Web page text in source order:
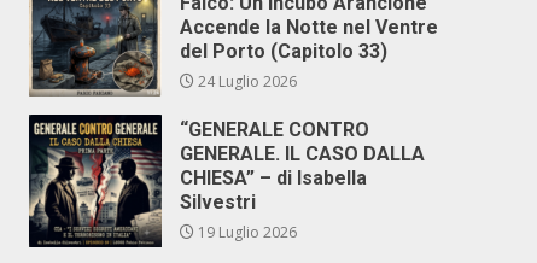
Accende la Notte nel Ventre
del Porto (Capitolo 33)
24 Luglio 2026
“GENERALE CONTRO
GENERALE. IL CASO DALLA
CHIESA” – di Isabella
Silvestri
19 Luglio 2026